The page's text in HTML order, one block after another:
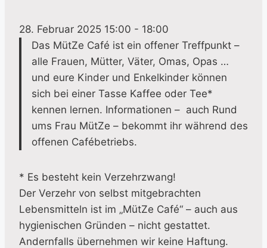
28. Februar 2025 15:00 - 18:00
Das MütZe Café ist ein offener Treffpunkt –
alle Frauen, Mütter, Väter, Omas, Opas …
und eure Kinder und Enkelkinder können
sich bei einer Tasse Kaffee oder Tee*
kennen lernen. Informationen – auch Rund
ums Frau MütZe – bekommt ihr während des
offenen Cafébetriebs.
* Es besteht kein Verzehrzwang!
Der Verzehr von selbst mitgebrachten
Lebensmitteln ist im „MütZe Café“ – auch aus
hygienischen Gründen – nicht gestattet.
Andernfalls übernehmen wir keine Haftung.